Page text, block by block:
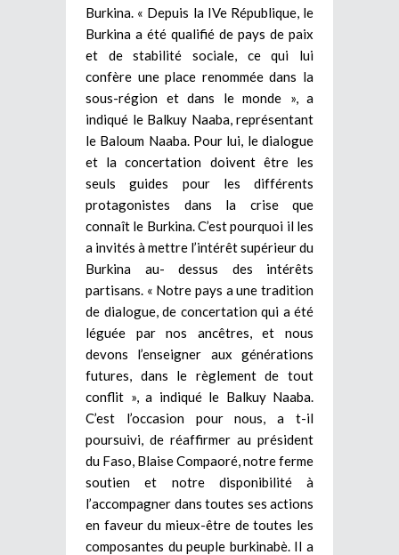
Burkina. « Depuis la IVe République, le
Burkina a été qualifié de pays de paix
et de stabilité sociale, ce qui lui
confère une place renommée dans la
sous-région et dans le monde », a
indiqué le Balkuy Naaba, représentant
le Baloum Naaba. Pour lui, le dialogue
et la concertation doivent être les
seuls guides pour les différents
protagonistes dans la crise que
connaît le Burkina. C’est pourquoi il les
a invités à mettre l’intérêt supérieur du
Burkina au- dessus des intérêts
partisans. « Notre pays a une tradition
de dialogue, de concertation qui a été
léguée par nos ancêtres, et nous
devons l’enseigner aux générations
futures, dans le règlement de tout
conflit », a indiqué le Balkuy Naaba.
C’est l’occasion pour nous, a t-il
poursuivi, de réaffirmer au président
du Faso, Blaise Compaoré, notre ferme
soutien et notre disponibilité à
l’accompagner dans toutes ses actions
en faveur du mieux-être de toutes les
composantes du peuple burkinabè. Il a